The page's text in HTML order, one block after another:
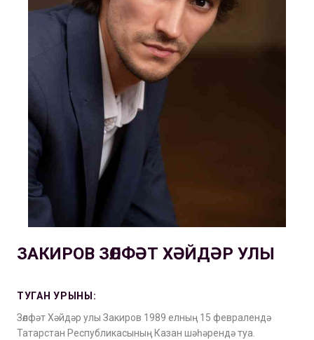
ЗАКИРОВ ЗӨЛФӘТ ХӘЙДӘР УЛЫ
ТУГАН УРЫНЫ:
Зөлфәт Хәйдәр улы Закиров 1989 елның 15 февралендә
Татарстан Республикасының Казан шәһәрендә туа.